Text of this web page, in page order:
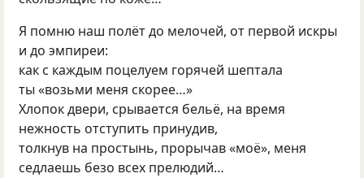
Я помню наш полёт до мелочей, от первой искры
и до эмпиреи:
как с каждым поцелуем горячей шептала
ты «возьми меня скорее…»
Хлопок двери, срывается бельё, на время
нежность отступить принудив,
толкнув на простынь, прорычав «моё», меня
седлаешь безо всех прелюдий…